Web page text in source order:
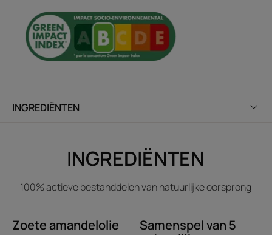
van voluptueus haar.
Een goddelijke, bloemige geur met ambernoten. Een
ervaring die de zintuigen prikkelt.
Voordelen
castor-, avocado- en saffloerolië.
INGREDIËNTEN
INGREDIËNTEN
100% actieve bestanddelen van natuurlijke oorsprong
Zoete amandelolie
Samenspel van 5